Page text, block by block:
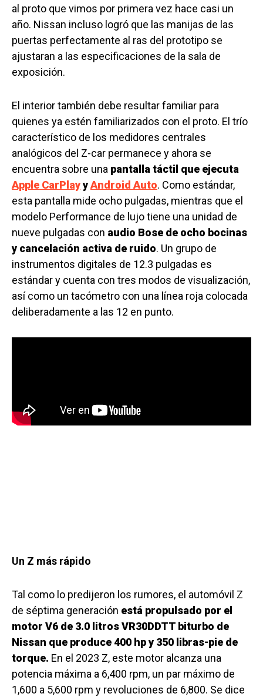
al proto que vimos por primera vez hace casi un
año. Nissan incluso logró que las manijas de las
puertas perfectamente al ras del prototipo se
ajustaran a las especificaciones de la sala de
exposición.
El interior también debe resultar familiar para
quienes ya estén familiarizados con el proto. El trío
característico de los medidores centrales
analógicos del Z-car permanece y ahora se
encuentra sobre una pantalla táctil que ejecuta
Apple CarPlayyAndroid Auto. Como estándar,
esta pantalla mide ocho pulgadas, mientras que el
modelo Performance de lujo tiene una unidad de
nueve pulgadas con audio Bose de ocho bocinas
y cancelación activa de ruido. Un grupo de
instrumentos digitales de 12.3 pulgadas es
estándar y cuenta con tres modos de visualización,
así como un tacómetro con una línea roja colocada
deliberadamente a las 12 en punto.
Un Z más rápido
Tal como lo predijeron los rumores, el automóvil Z
de séptima generación está propulsado por el
motor V6 de 3.0 litros VR30DDTT biturbo de
Nissan que produce 400 hp y 350 libras-pie de
torque. En el 2023 Z, este motor alcanza una
potencia máxima a 6,400 rpm, un par máximo de
1,600 a 5,600 rpm y revoluciones de 6,800. Se dice